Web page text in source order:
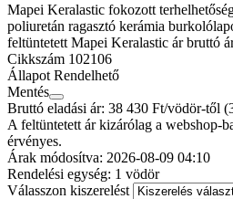
Mapei Keralastic fokozott
poliuretán ragasztó kerámia
feltüntetett Mapei Keralastic ár bruttó
Cikkszám 102106
Állapot Rendelhető
Mentés
Bruttó eladási ár: 38 430 Ft/vödör-től
A feltüntetett ár kizárólag a webshop-
érvényes.
Árak módosítva: 2026-08-09 04:10
Rendelési egység: 1 vödör
Válasszon kiszerelést